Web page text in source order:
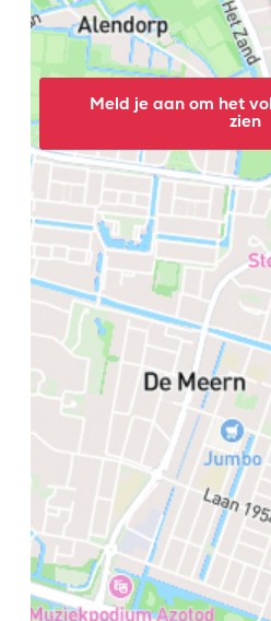
Meld je aan om het
zien